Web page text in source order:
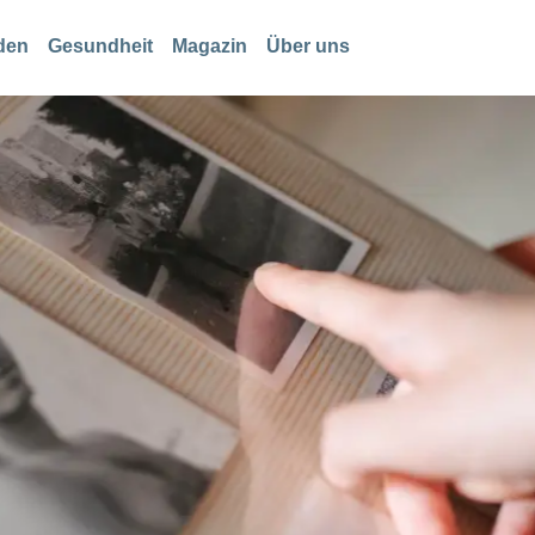
Gesundheit Magazin Über uns